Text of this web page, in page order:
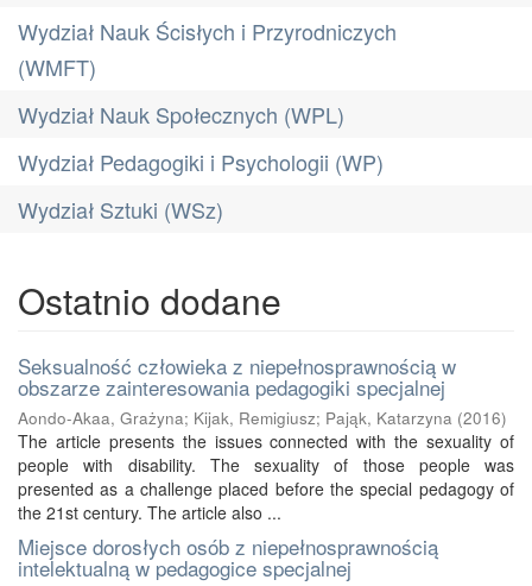
Wydział Nauk Ścisłych i Przyrodniczych
(WMFT)
Wydział Nauk Społecznych (WPL)
Wydział Pedagogiki i Psychologii (WP)
Wydział Sztuki (WSz)
Ostatnio dodane
Seksualność człowieka z niepełnosprawnością w
obszarze zainteresowania pedagogiki specjalnej
Aondo-Akaa, Grażyna; Kijak, Remigiusz; Pająk, Katarzyna (2016)
The article presents the issues connected with the sexuality of
people with disability. The sexuality of those people was
presented as a challenge placed before the special pedagogy of
the 21st century. The article also ...
Miejsce dorosłych osób z niepełnosprawnością
intelektualną w pedagogice specjalnej